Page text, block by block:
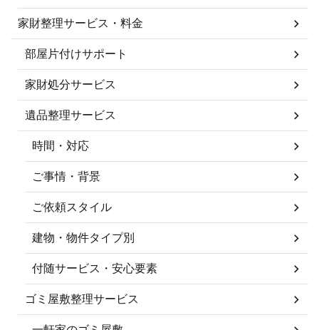
家財整理サービス・料金
部屋片付けサポート
家財処分サービス
遺品整理サービス
時間・対応
ご事情・背景
ご依頼スタイル
建物・物件タイプ別
付随サービス・安心要素
ゴミ屋敷整理サービス